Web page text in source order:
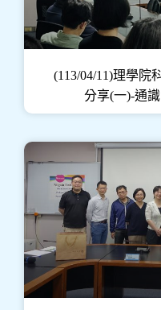
(113/04/11)理學院
分享(一)-通